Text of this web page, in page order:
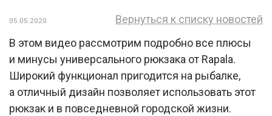
05.05.2020
Вернуться к списку новостей
В этом видео рассмотрим подробно все плюсы
и минусы универсального рюкзака от Rapala.
Широкий функционал пригодится на рыбалке,
а отличный дизайн позволяет использовать этот
рюкзак и в повседневной городской жизни.